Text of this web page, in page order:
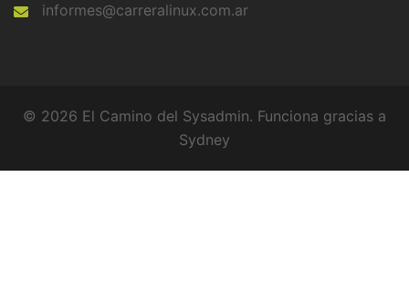
informes@carreralinux.com.ar
© 2026 El Camino del Sysadmin. Funciona gracias a
Sydney